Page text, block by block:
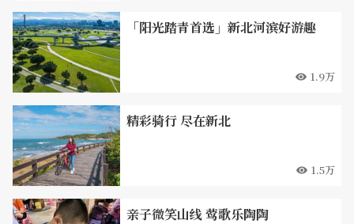
「阳光踏青首选」新北河滨好游趣
1.9万
精彩骑行 尽在新北
1.5万
亲子微笑山线 莺歌乐陶陶